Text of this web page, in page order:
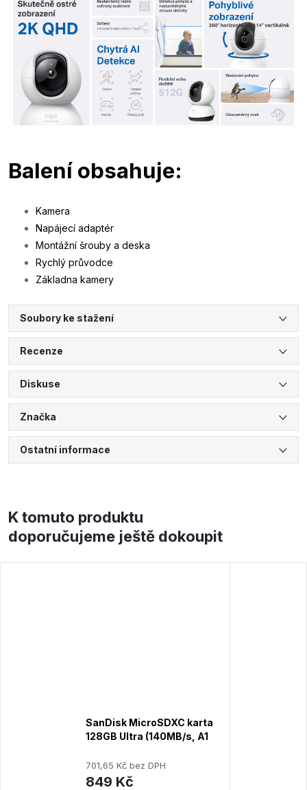
Balení obsahuje:
Kamera
Napájecí adaptér
Montážní šrouby a deska
Rychlý průvodce
Základna kamery
Soubory ke stažení
Recenze
Diskuse
Značka
Ostatní informace
K tomuto produktu
doporučujeme ještě dokoupit
SanDisk MicroSDXC karta
128GB Ultra (140MB/s, A1
701,65 Kč bez DPH
849 Kč